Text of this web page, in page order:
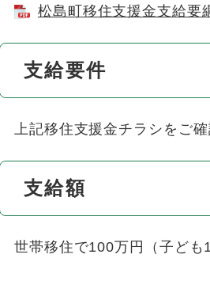
松島町移住支援金支給要
支給要件
上記移住支援金チラシをご確
支給額
世帯移住で100万円（子ども